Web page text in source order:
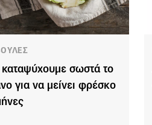
σωστά το
για να μείνει φρέσκο